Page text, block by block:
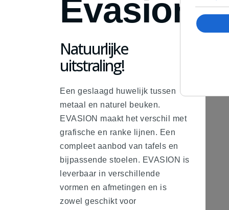
Evasion
Natuurlijke
uitstraling!
Een geslaagd huwelijk tussen
metaal en naturel beuken.
EVASION maakt het verschil met
grafische en ranke lijnen. Een
compleet aanbod van tafels en
bijpassende stoelen. EVASION is
leverbaar in verschillende
vormen en afmetingen en is
zowel geschikt voor